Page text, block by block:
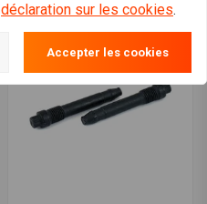
déclaration sur les cookies.
Accepter les cookies